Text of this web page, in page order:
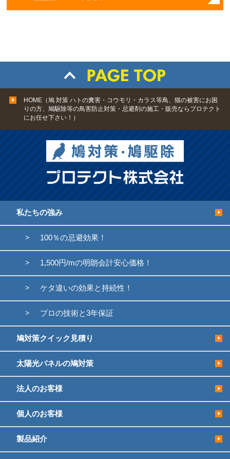
HOME（鳩 対策 ハトの糞害・コウモリ・カラス等鳥、猫の被害にお困
りの方、鳩駆除等の鳥害防止対策・忌避剤の施工・販売ならプロテクト
にお任せ下さい！）
私たちの強み
100％の忌避効果！
1,500円/mの明朗会計安心価格！
ケタ違いの効果と持続性！
プロの技術と3年保証
鳩対策クイック見積り
太陽光パネルの鳩対策
法人のお客様
個人のお客様
製品紹介